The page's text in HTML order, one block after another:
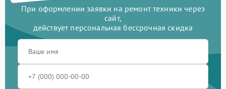
При оформлении заявки на ремонт техники через
сайт,
действует персональная бессрочная скидка